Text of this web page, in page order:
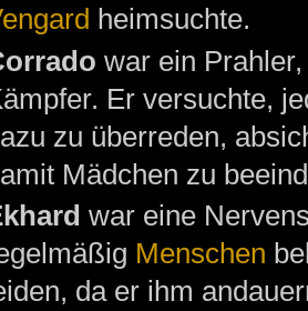
heimsuchte.
war ein
Er versuchte,
zu überreden,
Mädchen zu
war eine
Menschen
da er ihm